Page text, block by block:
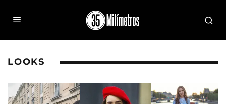
LOOKS